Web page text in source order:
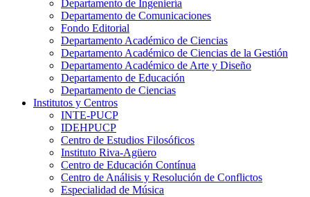
Departamento de Ingeniería
Departamento de Comunicaciones
Fondo Editorial
Departamento Académico de Ciencias
Departamento Académico de Ciencias de la Gestión
Departamento Académico de Arte y Diseño
Departamento de Educación
Departamento de Ciencias
Institutos y Centros
INTE-PUCP
IDEHPUCP
Centro de Estudios Filosóficos
Instituto Riva-Agüero
Centro de Educación Contínua
Centro de Análisis y Resolución de Conflictos
Especialidad de Música